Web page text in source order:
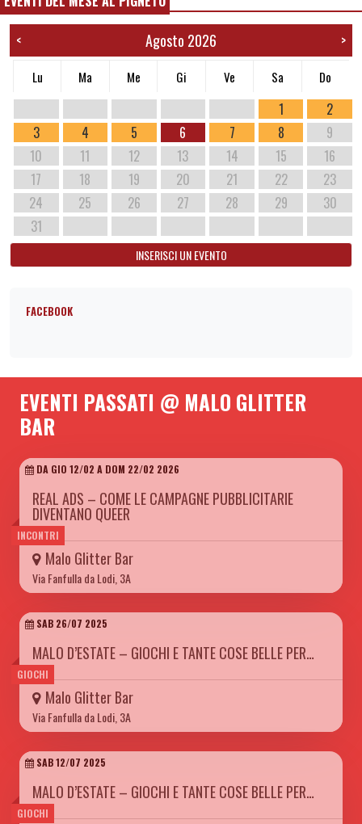
< Agosto 2026 >
Lu Ma Me Gi Ve Sa Do
1
2
3
4 5 6 7 8
9
10
11 12 13 14 15
16
17
18 19 20 21 22
23
24
25 26 27 28 29
30
31
INSERISCI UN EVENTO
FACEBOOK
EVENTI PASSATI @ MALO GLITTER
BAR
INCONTRI
DA GIO 12/02 A DOM 22/02 2026
REAL ADS – COME LE CAMPAGNE PUBBLICITARIE
DIVENTANO QUEER
Malo Glitter Bar
Via Fanfulla da Lodi, 3A
GIOCHI
SAB 26/07 2025
MALO D’ESTATE – GIOCHI E TANTE COSE BELLE PER…
Malo Glitter Bar
Via Fanfulla da Lodi, 3A
GIOCHI
SAB 12/07 2025
MALO D’ESTATE – GIOCHI E TANTE COSE BELLE PER…